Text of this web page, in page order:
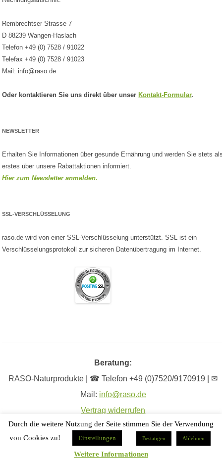
Rembrechtser Strasse 7
D 88239 Wangen-Haslach
Telefon +49 (0) 7528 / 91022
Telefax +49 (0) 7528 / 91023
Mail: info@raso.de
Oder kontaktieren Sie uns direkt über unserKontakt-Formular.
NEWSLETTER
Erhalten Sie Informationen über gesunde Ernährung und werden Sie stets
erstes über unsere Rabattaktionen informiert.
Hier zum Newsletter anmelden.
SSL-VERSCHLÜSSELUNG
raso.de wird von einer SSL-Verschlüsselung unterstützt. SSL ist ein
Verschlüsselungsprotokoll zur sicheren Datenübertragung im Internet.
Beratung:
RASO-Naturprodukte | ☎ Telefon +49 (0)7520/9170919 | ✉
Mail: info@raso.de
Vertrag widerrufen
Durch die weitere Nutzung der Seite stimmen Sie der Verwendung
von Cookies zu!
Einstellungen Bestätigen Ablehnen
Weitere Informationen